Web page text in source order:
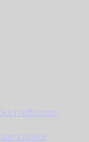
i refleksne
ciljnike